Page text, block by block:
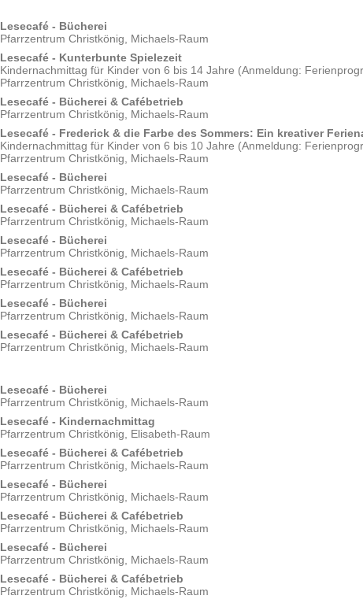
Lesecafé - Bücherei
Pfarrzentrum Christkönig, Michaels-Raum
Lesecafé - Kunterbunte Spielezeit
Kindernachmittag für Kinder von 6 bis 14 Jahre (Anmeldung:
Pfarrzentrum Christkönig, Michaels-Raum
Lesecafé - Bücherei & Cafébetrieb
Pfarrzentrum Christkönig, Michaels-Raum
Lesecafé - Frederick & die Farbe des Sommers: Ein kreativer
Kindernachmittag für Kinder von 6 bis 10 Jahre (Anmeldung:
Pfarrzentrum Christkönig, Michaels-Raum
Lesecafé - Bücherei
Pfarrzentrum Christkönig, Michaels-Raum
Lesecafé - Bücherei & Cafébetrieb
Pfarrzentrum Christkönig, Michaels-Raum
Lesecafé - Bücherei
Pfarrzentrum Christkönig, Michaels-Raum
Lesecafé - Bücherei & Cafébetrieb
Pfarrzentrum Christkönig, Michaels-Raum
Lesecafé - Bücherei
Pfarrzentrum Christkönig, Michaels-Raum
Lesecafé - Bücherei & Cafébetrieb
Pfarrzentrum Christkönig, Michaels-Raum
Lesecafé - Bücherei
Pfarrzentrum Christkönig, Michaels-Raum
Lesecafé - Kindernachmittag
Pfarrzentrum Christkönig, Elisabeth-Raum
Lesecafé - Bücherei & Cafébetrieb
Pfarrzentrum Christkönig, Michaels-Raum
Lesecafé - Bücherei
Pfarrzentrum Christkönig, Michaels-Raum
Lesecafé - Bücherei & Cafébetrieb
Pfarrzentrum Christkönig, Michaels-Raum
Lesecafé - Bücherei
Pfarrzentrum Christkönig, Michaels-Raum
Lesecafé - Bücherei & Cafébetrieb
Pfarrzentrum Christkönig, Michaels-Raum